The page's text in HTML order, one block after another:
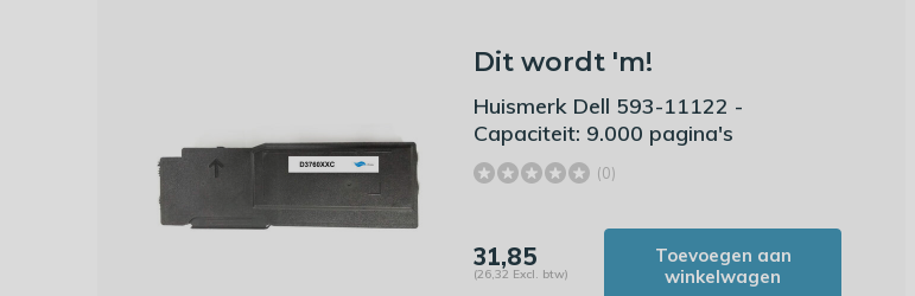
Dit wordt 'm!
Huismerk Dell 593-11122 -
Capaciteit: 9.000 pagina's
(0)
31,85
(26,32 Excl. btw)
Toevoegen aan
winkelwagen